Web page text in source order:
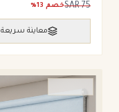
75
SARخصم 13
%
معاينة سريعة